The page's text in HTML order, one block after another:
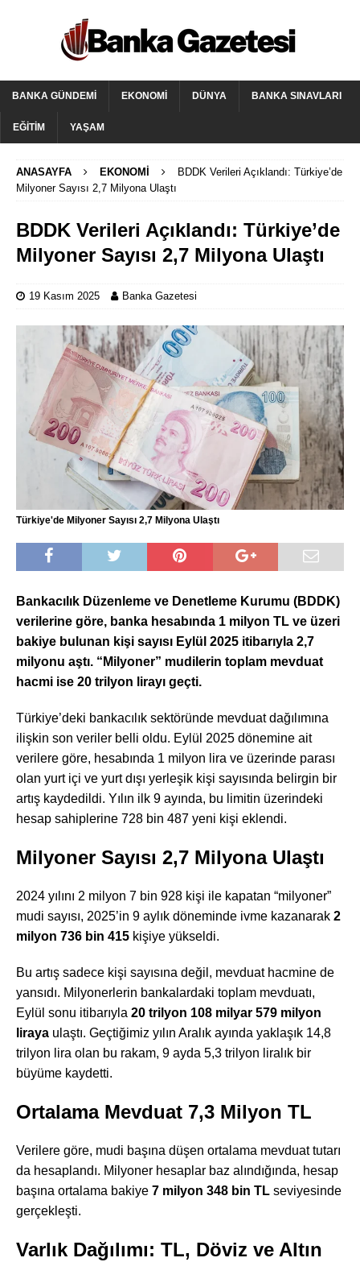
BANKA GÜNDEMI EKONOMI DÜNYA BANKA SINAVLARI
EĞITIM YAŞAM
ANASAYFA EKONOMI
BDDK Verileri Açıklandı: Türkiye’de
Milyoner Sayısı 2,7 Milyona Ulaştı
BDDK Verileri Açıklandı: Türkiye’de
Milyoner Sayısı 2,7 Milyona Ulaştı
19 Kasım 2025 Banka Gazetesi
Türkiye'de Milyoner Sayısı 2,7 Milyona Ulaştı
Bankacılık Düzenleme ve Denetleme Kurumu (BDDK)
verilerine göre, banka hesabında 1 milyon TL ve üzeri
bakiye bulunan kişi sayısı Eylül 2025 itibarıyla 2,7
milyonu aştı. “Milyoner” mudilerin toplam mevduat
hacmi ise 20 trilyon lirayı geçti.
Türkiye’deki bankacılık sektöründe mevduat dağılımına
ilişkin son veriler belli oldu. Eylül 2025 dönemine ait
verilere göre, hesabında 1 milyon lira ve üzerinde parası
olan yurt içi ve yurt dışı yerleşik kişi sayısında belirgin bir
artış kaydedildi. Yılın ilk 9 ayında, bu limitin üzerindeki
hesap sahiplerine 728 bin 487 yeni kişi eklendi.
Milyoner Sayısı 2,7 Milyona Ulaştı
2024 yılını 2 milyon 7 bin 928 kişi ile kapatan “milyoner”
mudi sayısı, 2025’in 9 aylık döneminde ivme kazanarak 2
milyon 736 bin 415 kişiye yükseldi.
Bu artış sadece kişi sayısına değil, mevduat hacmine de
yansıdı. Milyonerlerin bankalardaki toplam mevduatı,
Eylül sonu itibarıyla 20 trilyon 108 milyar 579 milyon
liraya ulaştı. Geçtiğimiz yılın Aralık ayında yaklaşık 14,8
trilyon lira olan bu rakam, 9 ayda 5,3 trilyon liralık bir
büyüme kaydetti.
Ortalama Mevduat 7,3 Milyon TL
Verilere göre, mudi başına düşen ortalama mevduat tutarı
da hesaplandı. Milyoner hesaplar baz alındığında, hesap
başına ortalama bakiye 7 milyon 348 bin TL seviyesinde
gerçekleşti.
Varlık Dağılımı: TL, Döviz ve Altın